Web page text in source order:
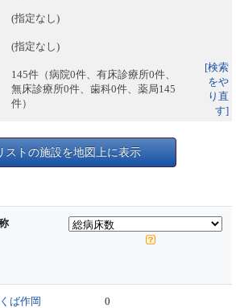
(指定なし)
(指定なし)
145件（病院0件、有床診療所0件、
無床診療所0件、歯科0件、薬局145
件）
[検索
をや
り直
す]
ストの施設を地図上に表示
ば作岡
0